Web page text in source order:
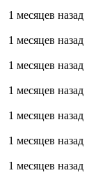
1 месяцев назад
1 месяцев назад
1 месяцев назад
1 месяцев назад
1 месяцев назад
1 месяцев назад
1 месяцев назад